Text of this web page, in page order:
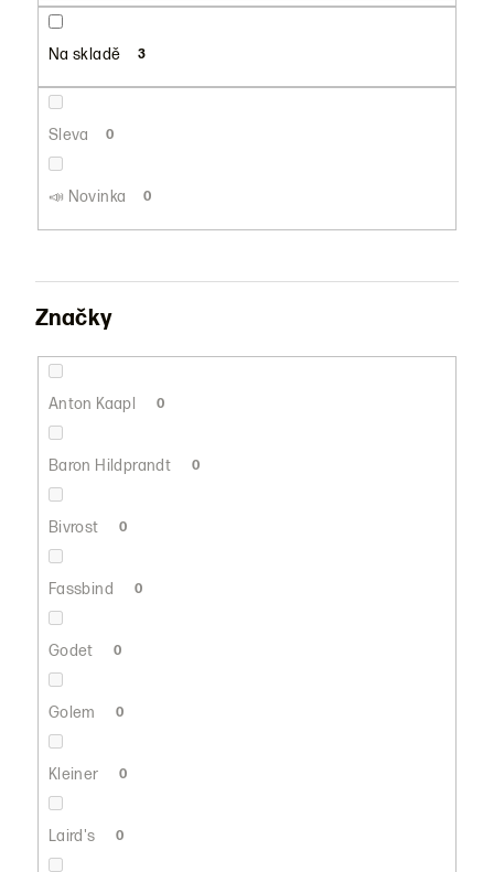
Na skladě 3
Sleva 0
📣 Novinka 0
Značky
Anton Kaapl 0
Baron Hildprandt 0
Bivrost 0
Fassbind 0
Godet 0
Golem 0
Kleiner 0
Laird's 0